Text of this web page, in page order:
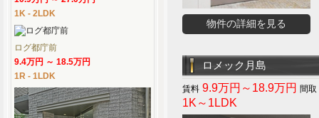
物件の詳細を見る
ロメック月島
9.9万円～18.9万円
1K～1LDK
1K - 2LDK
ログ都庁前
9.4万円 ～ 18.5万円
1R - 1LDK